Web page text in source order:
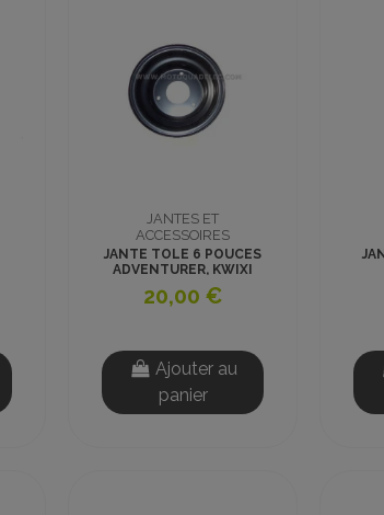
JANTES ET
ACCESSOIRES
JANTE TOLE 6 POUCES
ADVENTURER, KWIXI
DYNOSTAR GO KART
20,00 €
Ajouter au
panier